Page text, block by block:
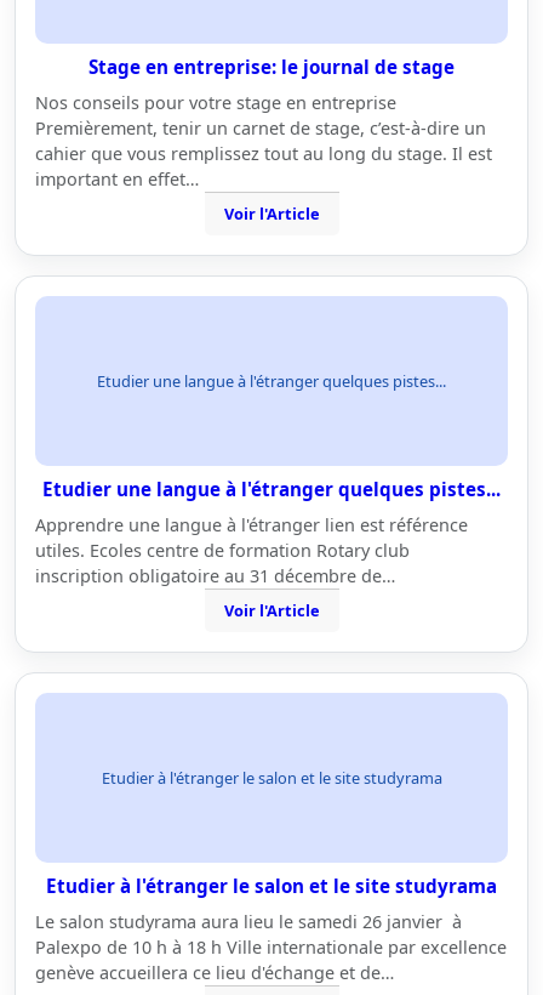
Stage en entreprise: le journal de stage
Nos conseils pour votre stage en entreprise
Premièrement, tenir un carnet de stage, c’est-à-dire un
cahier que vous remplissez tout au long du stage. Il est
important en effet…
Voir l'Article
Etudier une langue à l'étranger quelques pistes...
Etudier une langue à l'étranger quelques pistes...
Apprendre une langue à l'étranger lien est référence
utiles. Ecoles centre de formation Rotary club
inscription obligatoire au 31 décembre de…
Voir l'Article
Etudier à l'étranger le salon et le site studyrama
Etudier à l'étranger le salon et le site studyrama
Le salon studyrama aura lieu le samedi 26 janvier à
Palexpo de 10 h à 18 h Ville internationale par excellence
genève accueillera ce lieu d'échange et de…